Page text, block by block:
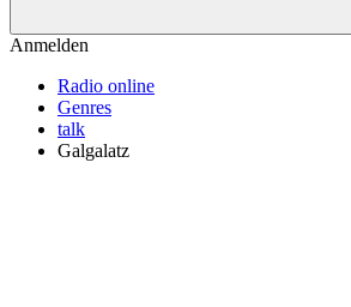
Anmelden
Radio online
Genres
talk
Galgalatz